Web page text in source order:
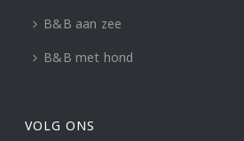
B&B aan zee
B&B met hond
VOLG ONS